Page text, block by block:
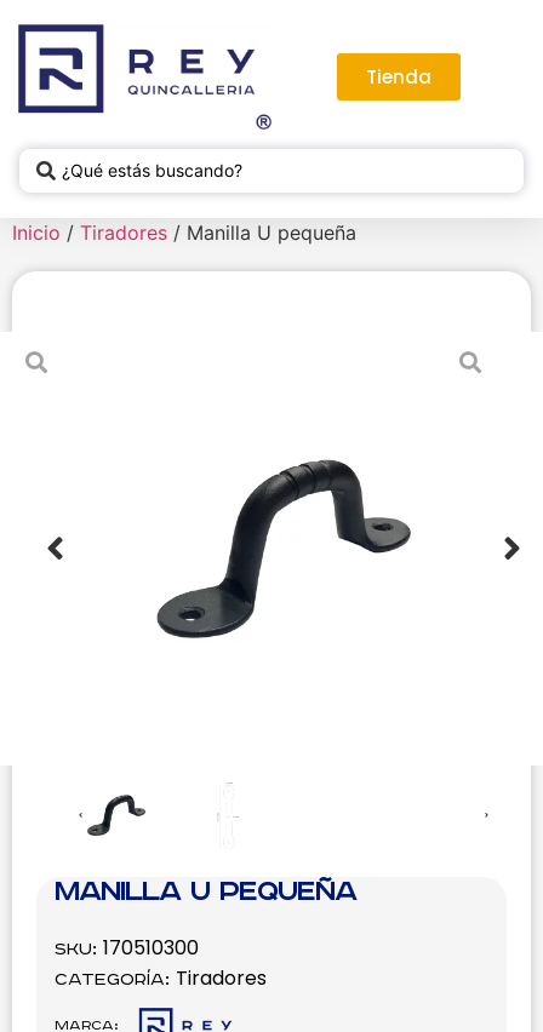
Tienda
Inicio / Tiradores / Manilla U pequeña
Manilla U pequeña
SKU: 170510300
Categoría: Tiradores
Marca: